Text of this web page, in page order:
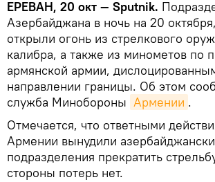
ЕРЕВАН, 20 окт — Sputnik.
Азербайджана в ночь на 20
открыли огонь из стрелкового
калибра, а также из минометов по
армянской армии,
направлении границы. Об этом
служба Минобороны Армении .
Отмечается, что ответными
Армении вынудили
подразделения прекратить
стороны потерь нет.